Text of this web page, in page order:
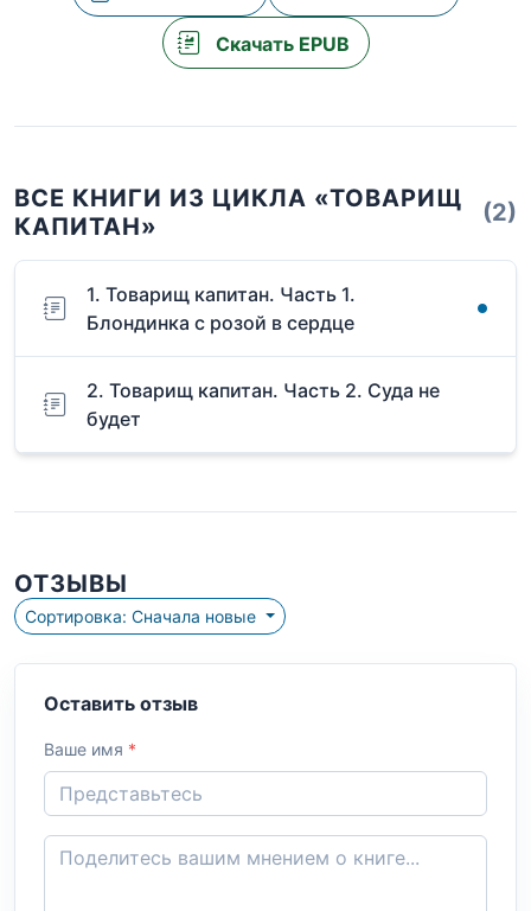
Скачать EPUB
ВСЕ КНИГИ ИЗ ЦИКЛА «ТОВАРИЩ
КАПИТАН»
(2)
1. Товарищ капитан. Часть 1.
Блондинка с розой в сердце
2. Товарищ капитан. Часть 2. Суда не
будет
ОТЗЫВЫ
Сортировка: Сначала новые
Оставить отзыв
Ваше имя *